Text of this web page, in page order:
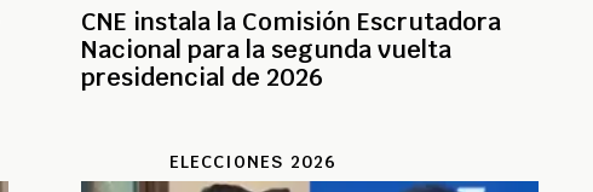
CNE instala la Comisión Escrutadora
Nacional para la segunda vuelta
presidencial de 2026
ELECCIONES 2026